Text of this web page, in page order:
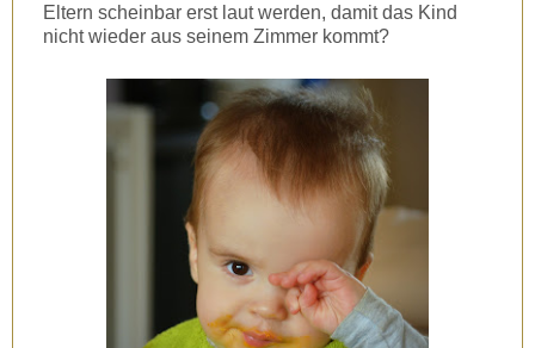
Eltern scheinbar erst laut werden, damit das Kind
nicht wieder aus seinem Zimmer kommt?